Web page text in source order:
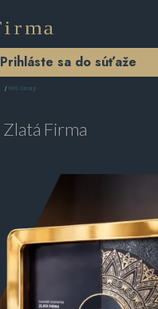
Prihláste sa do súťaže
009 Group
Zlatá Firma